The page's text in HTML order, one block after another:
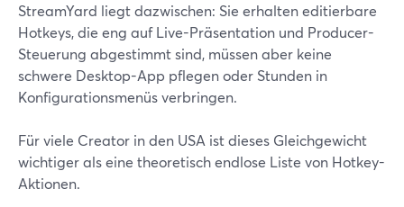
StreamYard liegt dazwischen: Sie erhalten editierbare
Hotkeys, die eng auf Live-Präsentation und Producer-
Steuerung abgestimmt sind, müssen aber keine
schwere Desktop-App pflegen oder Stunden in
Konfigurationsmenüs verbringen.
Für viele Creator in den USA ist dieses Gleichgewicht
wichtiger als eine theoretisch endlose Liste von Hotkey-
Aktionen.